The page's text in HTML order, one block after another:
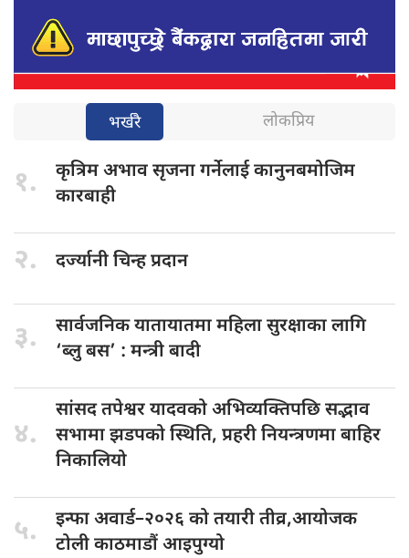
भर्खरै लोकप्रिय
१. कृत्रिम अभावसृजना गर्नेलाई कानुनबमोजिम
कारबाही
२. दर्ज्यानी चिन्हप्रदान
३. सार्वजनिक यातायातमामहिला सुरक्षाका लागि
‘ब्लु बस’ : मन्त्री बादी
४.
सांसद तपेश्वरयादवको अभिव्यक्तिपछि सद्भाव
सभामा झडपको स्थिति, प्रहरी नियन्त्रणमा बाहिर
निकालियो
५. इन्फा अवार्ड–२०२६ को तयारी तीव्र,आयोजक
टोली काठमाडौं आइपुग्यो